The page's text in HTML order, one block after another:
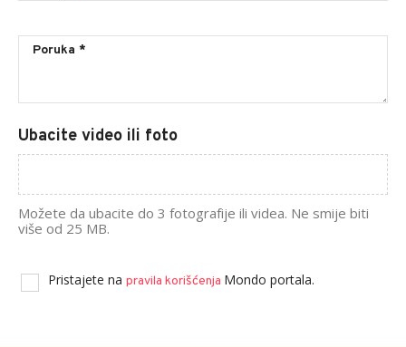
Ubacite video ili foto
Možete da ubacite do 3 fotografije ili videa. Ne smije biti
više od 25 MB.
Pristajete na pravila korišćenja Mondo portala.